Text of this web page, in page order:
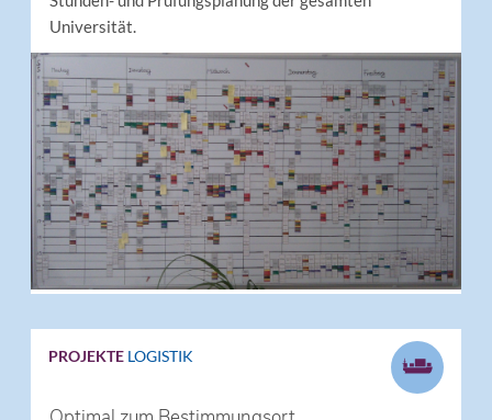
Universität.
PROJEKTE LOGISTIK